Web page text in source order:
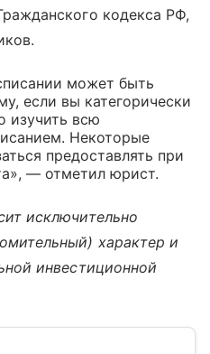
кодекса РФ,
может быть
если вы категорически
изучить всю
Некоторые
предоставлять при
— отметил юрист.
исключительно
характер и
инвестиционной